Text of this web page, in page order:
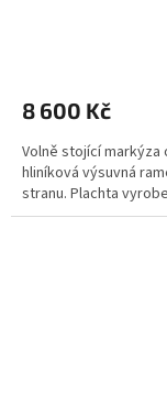
8 600 Kč
Volně stojící markýza
hliníková výsuvná
stranu. Plachta